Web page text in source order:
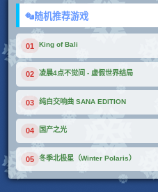
随机推荐游戏
01 King of Bali
02 凌晨4点不觉间 - 虚假世界结局
03 纯白交响曲 SANA EDITION
04 国产之光
05 冬季北极星（Winter Polaris）